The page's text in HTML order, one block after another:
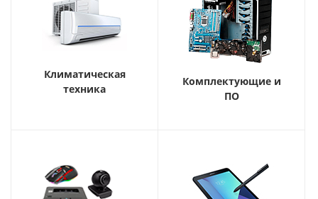
Климатическая
техника
Комплектующие и
ПО